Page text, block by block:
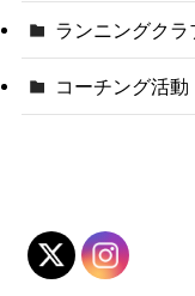
ランニングク
コーチング活動